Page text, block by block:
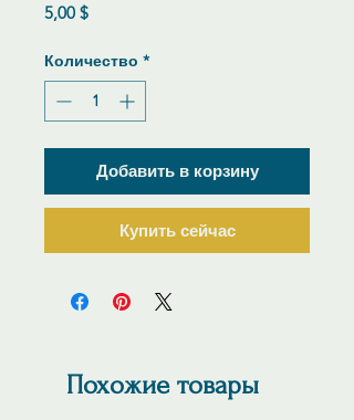
5,00 $Цена
Количество *
Добавить в корзину
Купить сейчас
Похожие товары